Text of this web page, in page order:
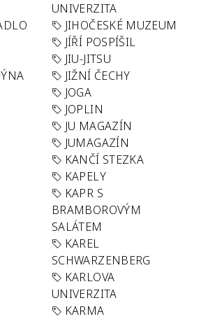
UNIVERZITA
JIHOČESKÉ MUZEUM
JÍŘÍ POSPÍŠIL
JIU-JITSU
JIŽNÍ ČECHY
JOGA
JOPLIN
JU MAGAZÍN
JUMAGAZÍN
KANČÍ STEZKA
KAPELY
KAPR S
BRAMBOROVÝM
SALÁTEM
KAREL
SCHWARZENBERG
KARLOVA
UNIVERZITA
KARMA